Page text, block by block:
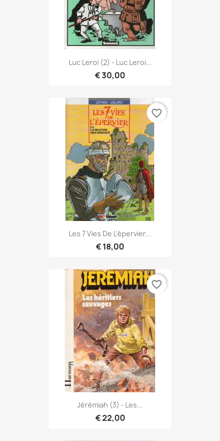
Luc Leroi (2) - Luc Leroi...
€ 30,00
Les 7 Vies De L'épervier...
€ 18,00
favorite_border
Jérémiah (3) - Les...
€ 22,00
favorite_border